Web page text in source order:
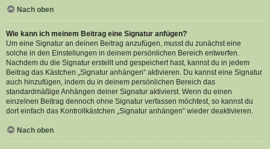
Nach oben
Wie kann ich meinem Beitrag eine Signatur anfügen?
Um eine Signatur an deinen Beitrag anzufügen, musst du zunächst eine
solche in den Einstellungen in deinem persönlichen Bereich entwerfen.
Nachdem du die Signatur erstellt und gespeichert hast, kannst du in jedem
Beitrag das Kästchen „Signatur anhängen“ aktivieren. Du kannst eine Signatur
auch hinzufügen, indem du in deinem persönlichen Bereich das
standardmäßige Anhängen deiner Signatur aktivierst. Wenn du einen
einzelnen Beitrag dennoch ohne Signatur verfassen möchtest, so kannst du
dort einfach das Kontrollkästchen „Signatur anhängen“ wieder deaktivieren.
Nach oben